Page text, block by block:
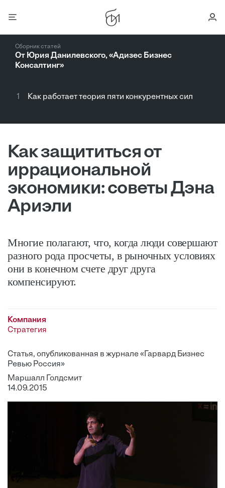
Сборник статей
От Юрия Данилевского, «Адизес Бизнес
Консалтинг»
1 Как работает теория пяти конкурентных сил
Как защититься от
иррациональной
экономики: советы Дэна
Ариэли
Многие полагают, что, когда люди совершают
разного рода просчеты, в рыночных условиях
они в конечном счете друг друга
компенсируют.
Компания
Стратегия
Статья, опубликованная в журнале «Гарвард Бизнес
Ревью Россия»
Маршалл Голдсмит
14.09.2015